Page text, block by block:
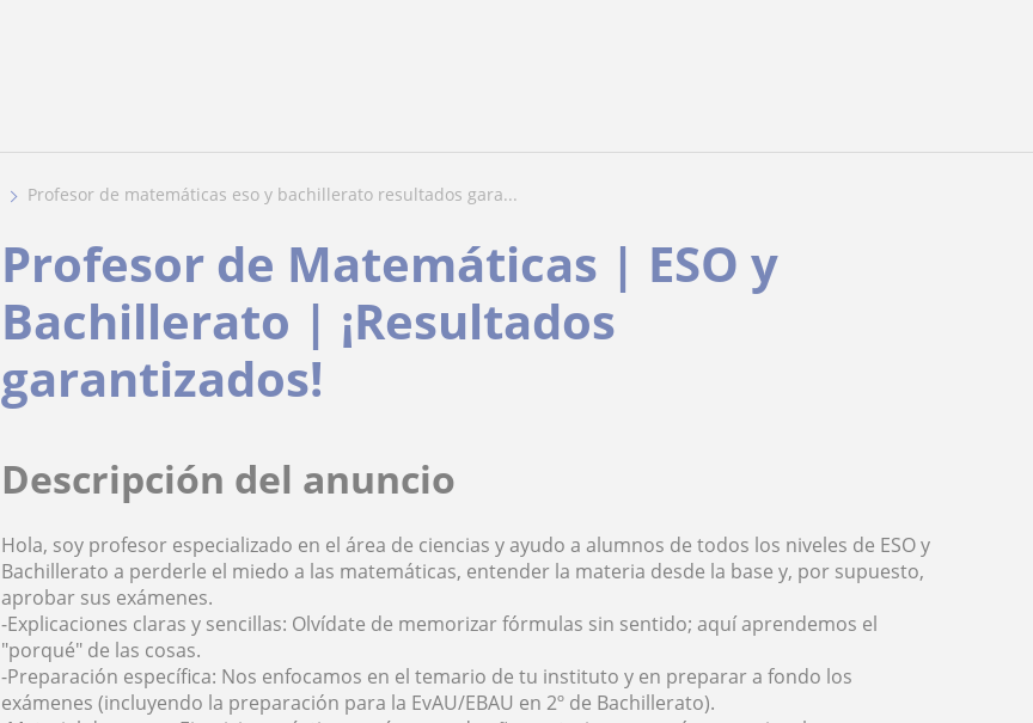
profesor de matemáticas eso y bachillerato resultados gara...
Profesor de Matemáticas | ESO y
Bachillerato | ¡Resultados
garantizados!
Descripción del anuncio
Hola, soy profesor especializado en el área de ciencias y ayudo a alumnos de todos los niveles de ESO y
Bachillerato a perderle el miedo a las matemáticas, entender la materia desde la base y, por supuesto,
aprobar sus exámenes.
-Explicaciones claras y sencillas: Olvídate de memorizar fórmulas sin sentido; aquí aprendemos el
"porqué" de las cosas.
-Preparación específica: Nos enfocamos en el temario de tu instituto y en preparar a fondo los
exámenes (incluyendo la preparación para la EvAU/EBAU en 2º de Bachillerato).